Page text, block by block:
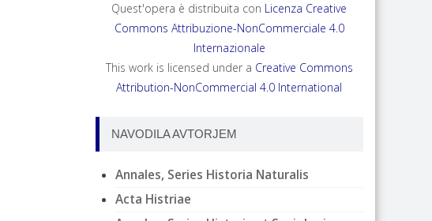
Quest'opera è distribuita con Licenza Creative
Commons Attribuzione-NonCommerciale 4.0
Internazionale
This work is licensed under a Creative Commons
Attribution-NonCommercial 4.0 International
NAVODILA AVTORJEM
Annales, Series Historia Naturalis
Acta Histriae